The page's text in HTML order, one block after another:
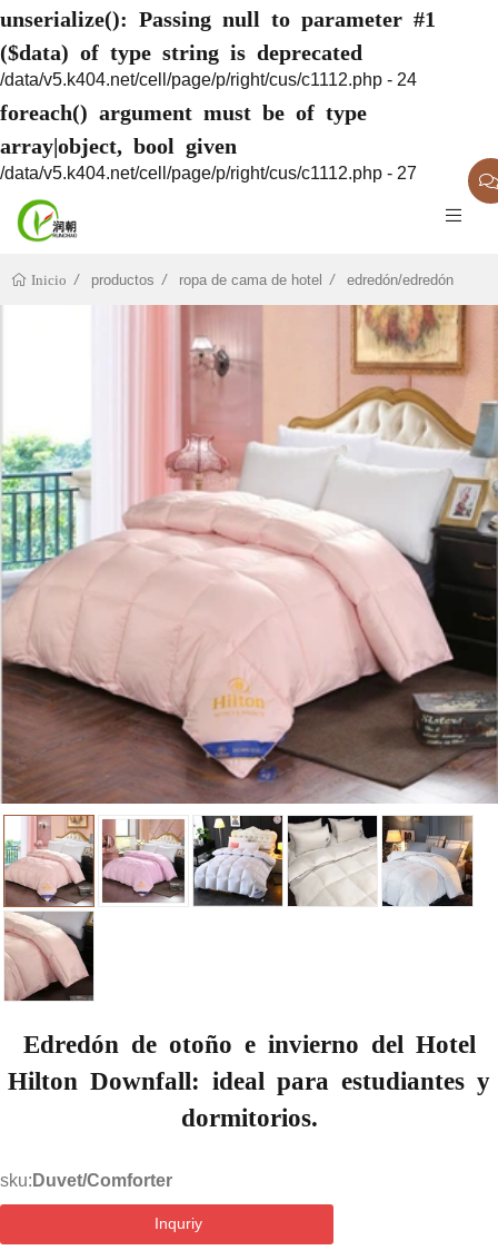
unserialize(): Passing null to parameter #1
($data) of type string is deprecated
/data/v5.k404.net/cell/page/p/right/cus/c1112.php - 24
foreach() argument must be of type
array|object, bool given
/data/v5.k404.net/cell/page/p/right/cus/c1112.php - 27
Inicio productos ropa de cama de hotel edredón/edredón
Edredón de otoño e invierno del Hotel
Hilton Downfall: ideal para estudiantes y
dormitorios.
sku: Duvet/Comforter
Inquriy